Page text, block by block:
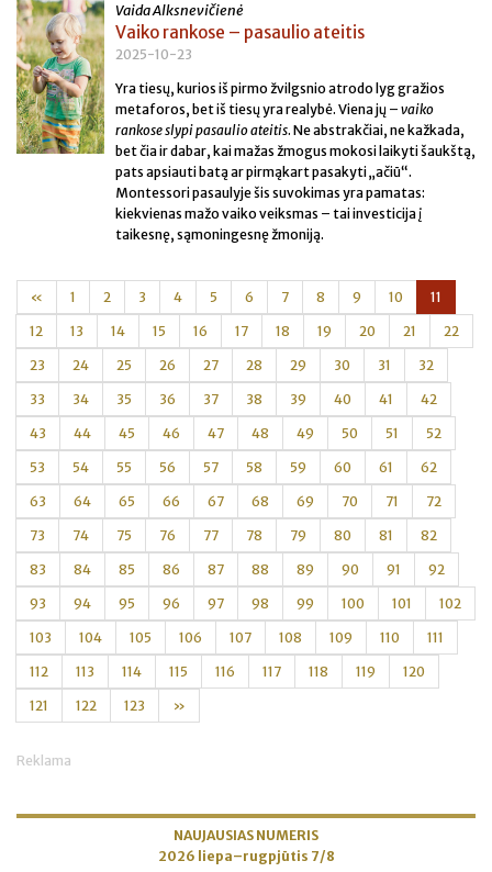
Vaida Alksnevičienė
Vaiko rankose – pasaulio ateitis
2025-10-23
Yra tiesų, kurios iš pirmo žvilgsnio atrodo lyg gražios
metaforos, bet iš tiesų yra realybė. Viena jų – vaiko
rankose slypi pasaulio ateitis. Ne abstrakčiai, ne kažkada,
bet čia ir dabar, kai mažas žmogus mokosi laikyti šaukštą,
pats apsiauti batą ar pirmąkart pasakyti „ačiū“.
Montessori pasaulyje šis suvokimas yra pamatas:
kiekvienas mažo vaiko veiksmas – tai investicija į
taikesnę, sąmoningesnę žmoniją.
« 1 2 3 4 5 6 7 8 9 10 11
12 13 14 15 16 17 18 19 20 21 22
23 24 25 26 27 28 29 30 31 32
33 34 35 36 37 38 39 40 41 42
43 44 45 46 47 48 49 50 51 52
53 54 55 56 57 58 59 60 61 62
63 64 65 66 67 68 69 70 71 72
73 74 75 76 77 78 79 80 81 82
83 84 85 86 87 88 89 90 91 92
93 94 95 96 97 98 99 100 101 102
103 104 105 106 107 108 109 110 111
112 113 114 115 116 117 118 119 120
121 122 123 »
Reklama
NAUJAUSIAS NUMERIS
2026 liepa–rugpjūtis 7/8